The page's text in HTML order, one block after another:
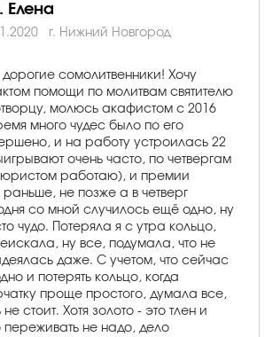
Елена
г. Нижний Новгород
дорогие сомолитвенники! Хочу
помощи по молитвам святителю
молюсь акафистом с 2016
много чудес было по его
и на работу устроилась 22
очень часто, по четвергам
работаю), и премии
не позже а в четверг
со мной случилось ещё одно, ну
чудо. Потеряла я с утра кольцо,
ну все, подумала, что не
даже. С учетом, что сейчас
и потерять кольцо, когда
проще простого, думала все,
стоит. Хотя золото - это тлен и
переживать не надо, дело